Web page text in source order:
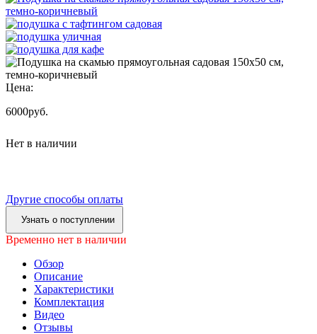
Цена:
6000руб.
Нет в наличии
Другие способы оплаты
Узнать о поступлении
Временно нет в наличии
Обзор
Описание
Характеристики
Комплектация
Видео
Отзывы